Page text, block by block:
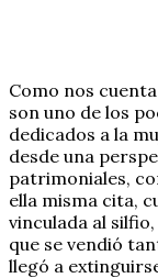
Como nos
son uno de los
dedicados a la
desde una
patrimoniales,
ella misma cita,
vinculada al
que se vendió
llegó a